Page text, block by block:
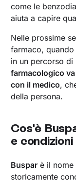
come le
aiuta a capire
Nelle prossime
farmaco,
in un percorso
farmacologico
con il medico,
della persona.
Cos'è
e
Buspar è il
storicamente